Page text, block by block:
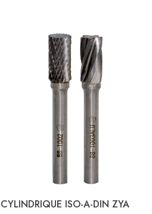
CYLINDRIQUE ISO-A-DIN ZYA